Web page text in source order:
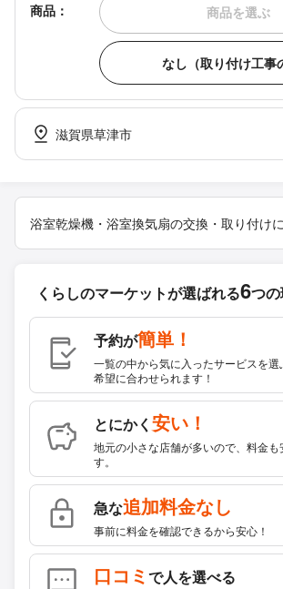
商品： 商品を選ぶ
なし（取り付け工事
滋賀県草津市
浴室乾燥機・浴室換気扇の交換・取り付け
くらしのマーケットが選ばれる6つ
予約が簡単！
一覧の中から気に入ったサービスを
希望に合わせられます！
とにかく 安い！
地元の小さな店舗が多いので、料金も
す。
急な追加料金なし
事前に料金を確認できるから安心！
口コミで人を選べる